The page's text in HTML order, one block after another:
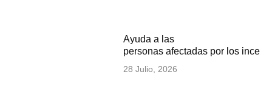
Ayuda a las
personas afectadas por los
28 Julio, 2026